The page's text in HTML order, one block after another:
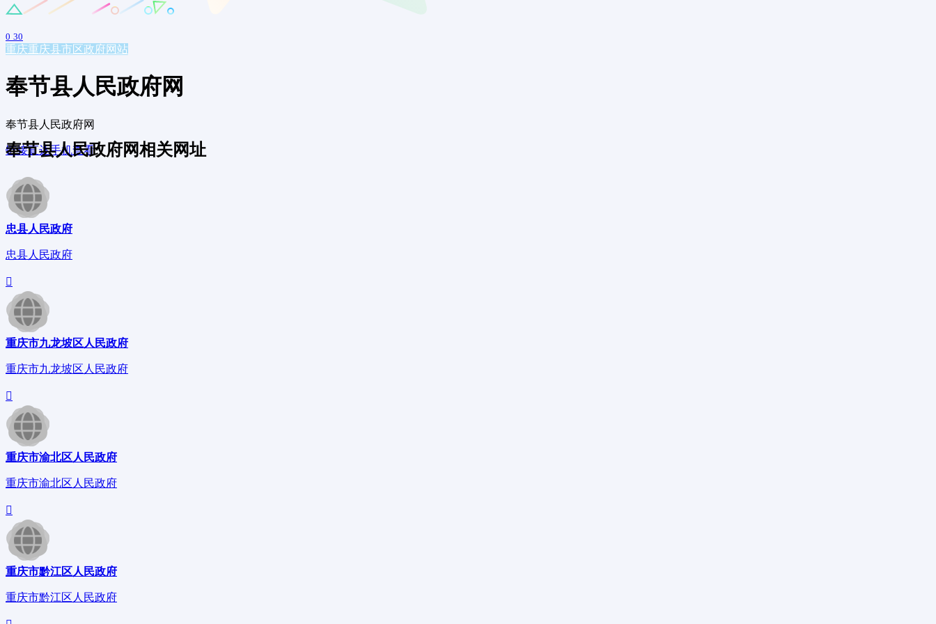
0 30
重庆重庆县市区政府网站
奉节县人民政府网
奉节县人民政府网
链接直达手机查看
奉节县人民政府网相关网址
忠县人民政府
忠县人民政府
重庆市九龙坡区人民政府
重庆市九龙坡区人民政府
重庆市渝北区人民政府
重庆市渝北区人民政府
重庆市黔江区人民政府
重庆市黔江区人民政府